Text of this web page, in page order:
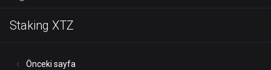
Staking XTZ
Önceki sayfa